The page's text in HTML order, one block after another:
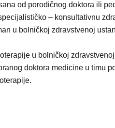
od porodičnog doktora ili
– konsultativnu
u bolničkoj zdravstvenoj
u bolničkoj
doktora medicine u timu